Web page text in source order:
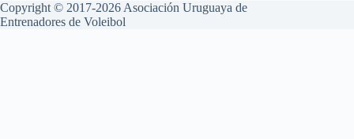
Copyright © 2017-2026 Asociación Uruguaya de
Entrenadores de Voleibol